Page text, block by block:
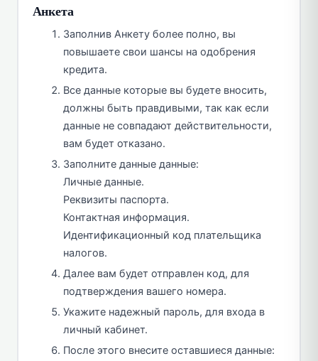
Анкета
Заполнив Анкету более полно, вы
повышаете свои шансы на одобрения
кредита.
Все данные которые вы будете вносить,
должны быть правдивыми, так как если
данные не совпадают действительности,
вам будет отказано.
Заполните данные данные:
Личные данные.
Реквизиты паспорта.
Контактная информация.
Идентификационный код плательщика
налогов.
Далее вам будет отправлен код, для
подтверждения вашего номера.
Укажите надежный пароль, для входа в
личный кабинет.
После этого внесите оставшиеся данные: